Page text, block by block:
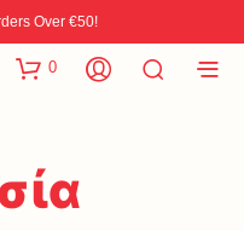
Over €50!
0